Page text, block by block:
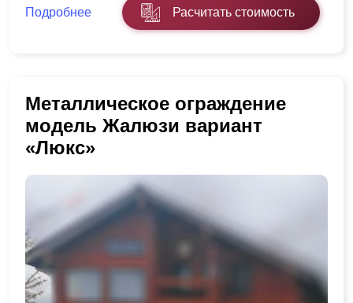
Подробнее Расчитать стоимость
Металлическое ограждение
модель Жалюзи вариант
«Люкс»